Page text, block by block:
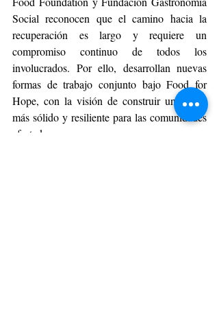
Social reconocen que el camino hacia la
recuperación es largo y requiere un
compromiso continuo de todos los
involucrados. Por ello, desarrollan nuevas
formas de trabajo conjunto bajo Food for
Hope, con la visión de construir un futuro
más sólido y resiliente para las comunidades
afectadas.